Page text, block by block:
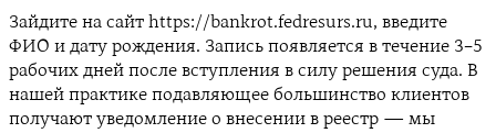
Зайдите на сайт https://bankrot.fedresurs.ru, введите
ФИО и дату рождения. Запись появляется в течение 3–5
рабочих дней после вступления в силу решения суда. В
нашей практике подавляющее большинство клиентов
получают уведомление о внесении в реестр — мы